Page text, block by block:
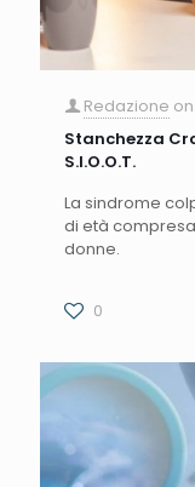
Redazione on
Stanchezza
S.I.O.O.T.
La sindrome
di età
donne.
0